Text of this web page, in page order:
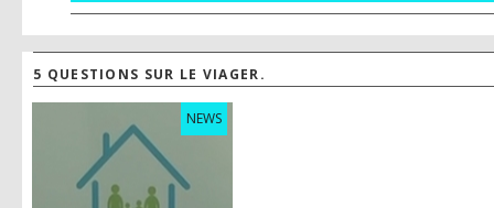
5 QUESTIONS SUR LE VIAGER.
NEWS